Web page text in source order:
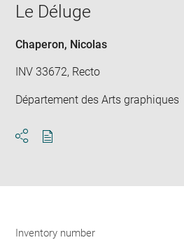
Le Déluge
Chaperon, Nicolas
INV 33672, Recto
Département des Arts graphiques
Inventory number